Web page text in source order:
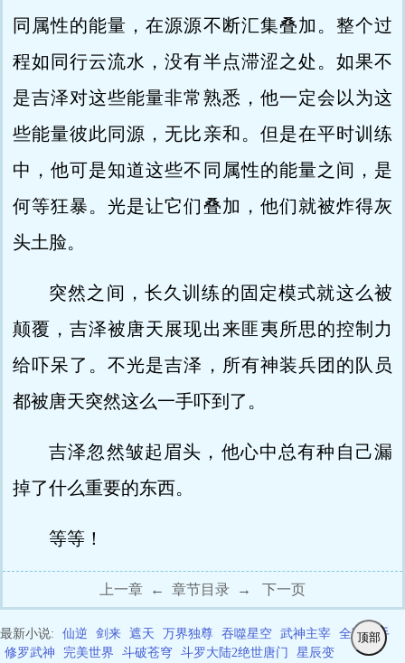
同属性的能量，在源源不断汇集叠加。整个过
程如同行云流水，没有半点滞涩之处。如果不
是吉泽对这些能量非常熟悉，他一定会以为这
些能量彼此同源，无比亲和。但是在平时训练
中，他可是知道这些不同属性的能量之间，是
何等狂暴。光是让它们叠加，他们就被炸得灰
头土脸。
突然之间，长久训练的固定模式就这么被
颠覆，吉泽被唐天展现出来匪夷所思的控制力
给吓呆了。不光是吉泽，所有神装兵团的队员
都被唐天突然这么一手吓到了。
吉泽忽然皱起眉头，他心中总有种自己漏
掉了什么重要的东西。
等等！
上一章 ← 章节目录 → 下一页
最新小说: 仙逆 剑来 遮天 万界独尊 吞噬星空 武神主宰 全职高手
修罗武神
完美世界 斗破苍穹 斗罗大陆2绝世唐门 星辰变
顶部